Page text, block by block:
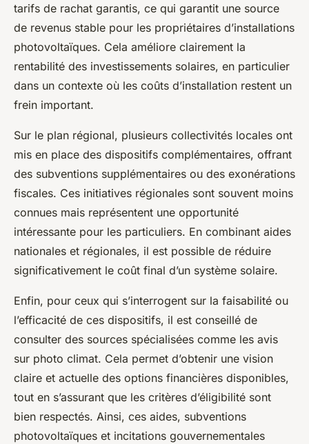
tarifs de rachat garantis, ce qui garantit une source
de revenus stable pour les propriétaires d’installations
photovoltaïques. Cela améliore clairement la
rentabilité des investissements solaires, en particulier
dans un contexte où les coûts d’installation restent un
frein important.
Sur le plan régional, plusieurs collectivités locales ont
mis en place des dispositifs complémentaires, offrant
des subventions supplémentaires ou des exonérations
fiscales. Ces initiatives régionales sont souvent moins
connues mais représentent une opportunité
intéressante pour les particuliers. En combinant aides
nationales et régionales, il est possible de réduire
significativement le coût final d’un système solaire.
Enfin, pour ceux qui s’interrogent sur la faisabilité ou
l’efficacité de ces dispositifs, il est conseillé de
consulter des sources spécialisées comme les avis
sur photo climat. Cela permet d’obtenir une vision
claire et actuelle des options financières disponibles,
tout en s’assurant que les critères d’éligibilité sont
bien respectés. Ainsi, ces aides, subventions
photovoltaïques et incitations gouvernementales